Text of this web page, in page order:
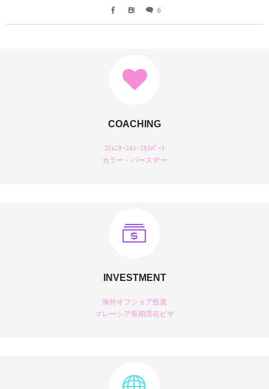
0
COACHING
ｺﾐｭﾆｹｰｼｮﾝ･ｴｷｽﾊﾟｰﾄ
カラー・バースデー
INVESTMENT
海外オフショア投資
マレーシア長期滞在ビザ